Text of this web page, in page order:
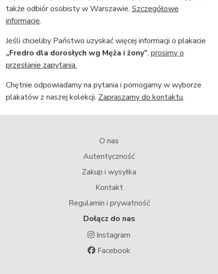
także odbiór osobisty w Warszawie. Szczegółowe
informacje.
Jeśli chcieliby Państwo uzyskać więcej informacji o plakacie
„Fredro dla dorosłych wg Męża i żony”, prosimy o
przesłanie zapytania.
Chętnie odpowiadamy na pytania i pomogamy w wyborze
plakatów z naszej kolekcji. Zapraszamy do kontaktu.
O nas
Autentyczność
Zakup i wysyłka
Kontakt
Regulamin i prywatność
Dołącz do nas
Instagram
Facebook